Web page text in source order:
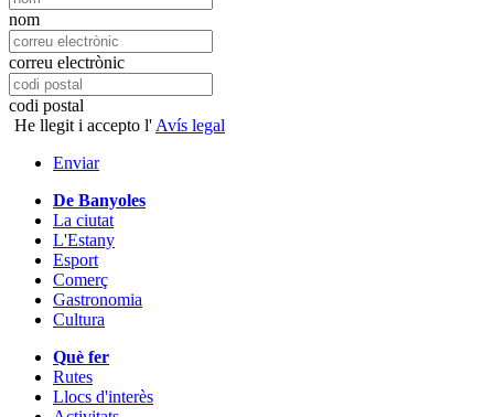
nom
correu electrònic
codi postal
He llegit i accepto l' Avís legal
Enviar
De Banyoles
La ciutat
L'Estany
Esport
Comerç
Gastronomia
Cultura
Què fer
Rutes
Llocs d'interès